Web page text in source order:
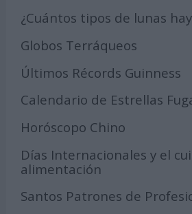
¿Cuántos tipos de lunas
Globos Terráqueos
Últimos Récords Guinness
Calendario de Estrellas
Horóscopo Chino
Días Internacionales y el
alimentación
Santos Patrones de